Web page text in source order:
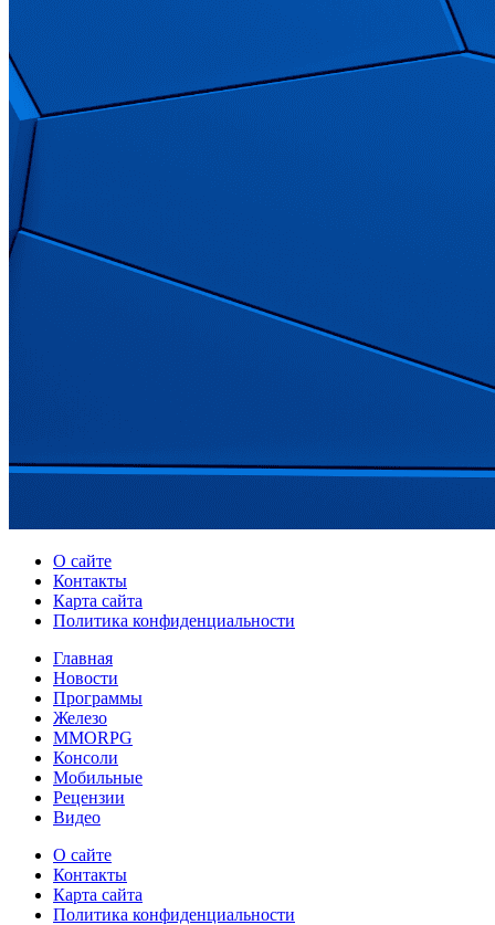
О сайте
Контакты
Карта сайта
Политика конфиденциальности
Главная
Новости
Программы
Железо
MMORPG
Консоли
Мобильные
Рецензии
Видео
О сайте
Контакты
Карта сайта
Политика конфиденциальности